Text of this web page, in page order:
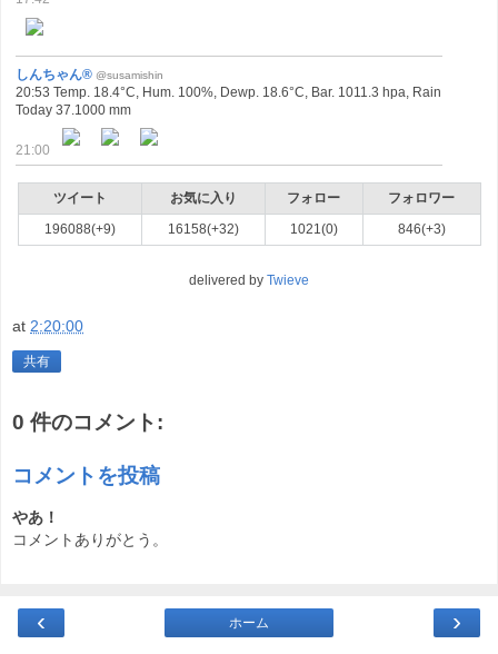
しんちゃん® @susamishin
20:53 Temp. 18.4°C, Hum. 100%, Dewp. 18.6°C, Bar. 1011.3 hpa, Rain
Today 37.1000 mm
21:00
ツイート お気に入り フォロー
フォロワー
196088(+9)
16158(+32) 1021(0) 846(+3)
delivered by Twieve
at 2:20:00
共有
0 件のコメント:
コメントを投稿
やあ！
コメントありがとう。
‹ ›
ホーム